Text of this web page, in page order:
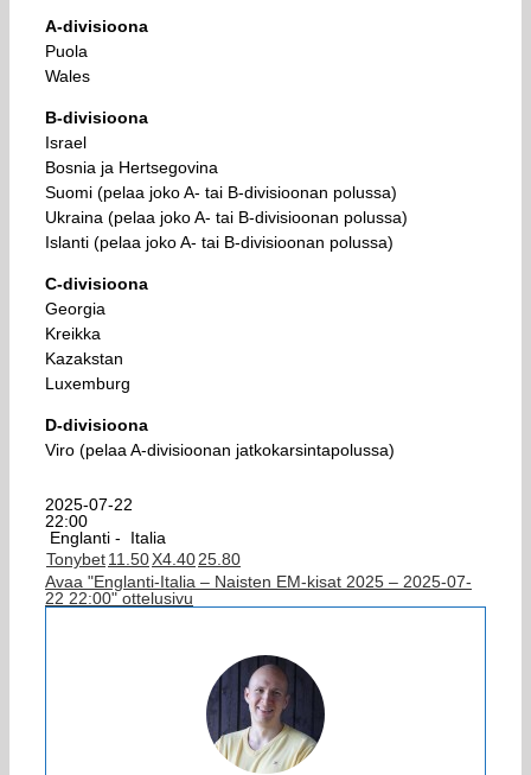
A-divisioona
Puola
Wales
B-divisioona
Israel
Bosnia ja Hertsegovina
Suomi (pelaa joko A- tai B-divisioonan polussa)
Ukraina (pelaa joko A- tai B-divisioonan polussa)
Islanti (pelaa joko A- tai B-divisioonan polussa)
C-divisioona
Georgia
Kreikka
Kazakstan
Luxemburg
D-divisioona
Viro (pelaa A-divisioonan jatkokarsintapolussa)
2025-07-22
22:00
Englanti -
Italia
Tonybet11.50X4.4025.80
Avaa "Englanti-Italia – Naisten EM-kisat 2025 – 2025-07-
22 22:00" ottelusivu